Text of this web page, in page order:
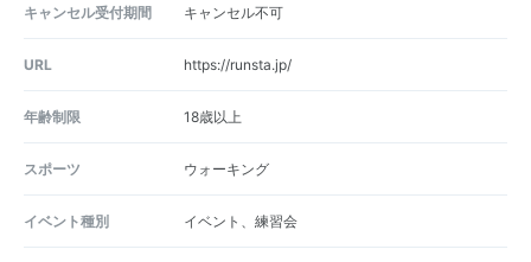
キャンセル受付期間 キャンセル不可
URL https://runsta.jp/
年齢制限 18歳以上
スポーツ ウォーキング
イベント種別 イベント、練習会